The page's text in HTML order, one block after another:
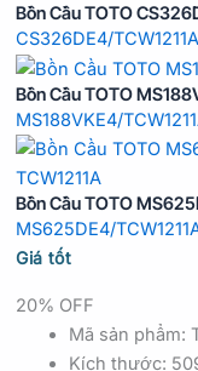
Bồn Cầu TOTO
CS326DE4/TCW1211A
Bồn Cầu TOTO
MS188VKE4/
Bồn Cầu TOTO
MS625DE4/
Giá tốt
20% OFF
Mã sản phẩm:
Kích thước: